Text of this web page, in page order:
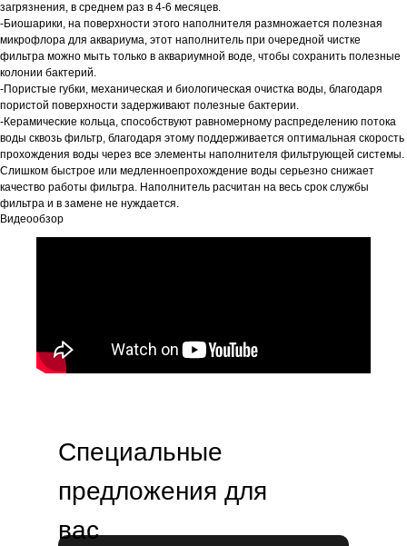
загрязнения, в среднем раз в 4-6 месяцев.
-Биошарики, на поверхности этого наполнителя размножается полезная
микрофлора для аквариума, этот наполнитель при очередной чистке
фильтра можно мыть только в аквариумной воде, чтобы сохранить полезные
колонии бактерий.
-Пористые губки, механическая и биологическая очистка воды, благодаря
пористой поверхности задерживают полезные бактерии.
-Керамические кольца, способствуют равномерному распределению потока
воды сквозь фильтр, благодаря этому поддерживается оптимальная скорость
прохождения воды через все элементы наполнителя фильтрующей системы.
Слишком быстрое или медленноепрохождение воды серьезно снижает
качество работы фильтра. Наполнитель расчитан на весь срок службы
фильтра и в замене не нуждается.
Видеообзор
Специальные
предложения для
вас